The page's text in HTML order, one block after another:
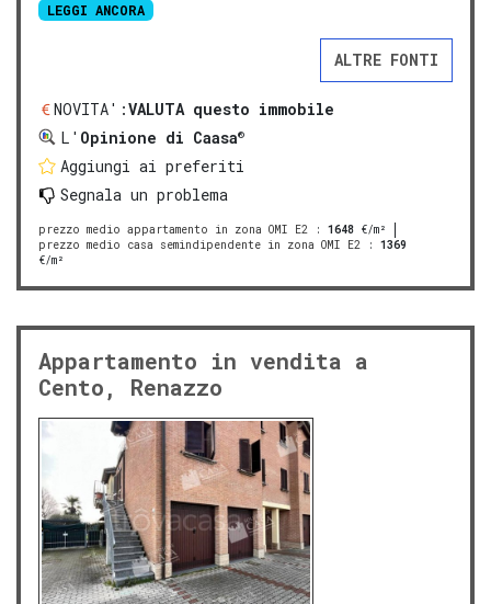
LEGGI ANCORA
ALTRE FONTI
NOVITA':VALUTA questo immobile
L' Opinione di Caasa®
Aggiungi ai preferiti
Segnala un problema
prezzo medio appartamento in zona OMI E2 : 1648 €/m²
prezzo medio casa semindipendente in zona OMI E2 : 1369
€/m²
Appartamento in vendita a
Cento, Renazzo